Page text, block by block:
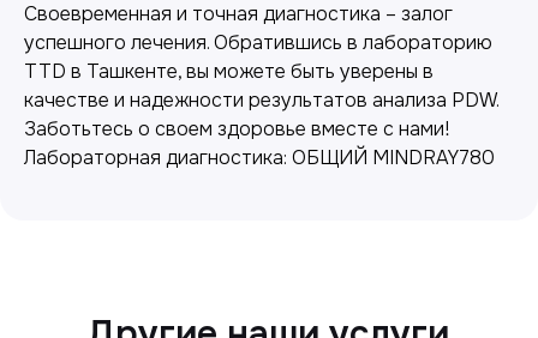
Своевременная и точная диагностика – залог
успешного лечения. Обратившись в лабораторию
TTD в Ташкенте, вы можете быть уверены в
качестве и надежности результатов анализа PDW.
Заботьтесь о своем здоровье вместе с нами!
Лабораторная диагностика: ОБЩИЙ MINDRAY780
Лабораторная диагностика
Точные анализы для контроля здоровья и
выявления заболеваний.